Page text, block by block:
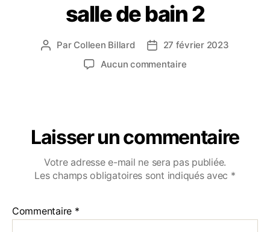
salle de bain 2
Par Colleen Billard
27 février 2023
Aucun commentaire
Laisser un commentaire
Votre adresse e-mail ne sera pas publiée.
Les champs obligatoires sont indiqués avec *
Commentaire *